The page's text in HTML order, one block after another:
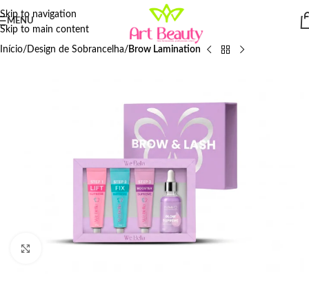
Skip to navigation
Skip to main content
MENU
Início Design de Sobrancelha Brow Lamination